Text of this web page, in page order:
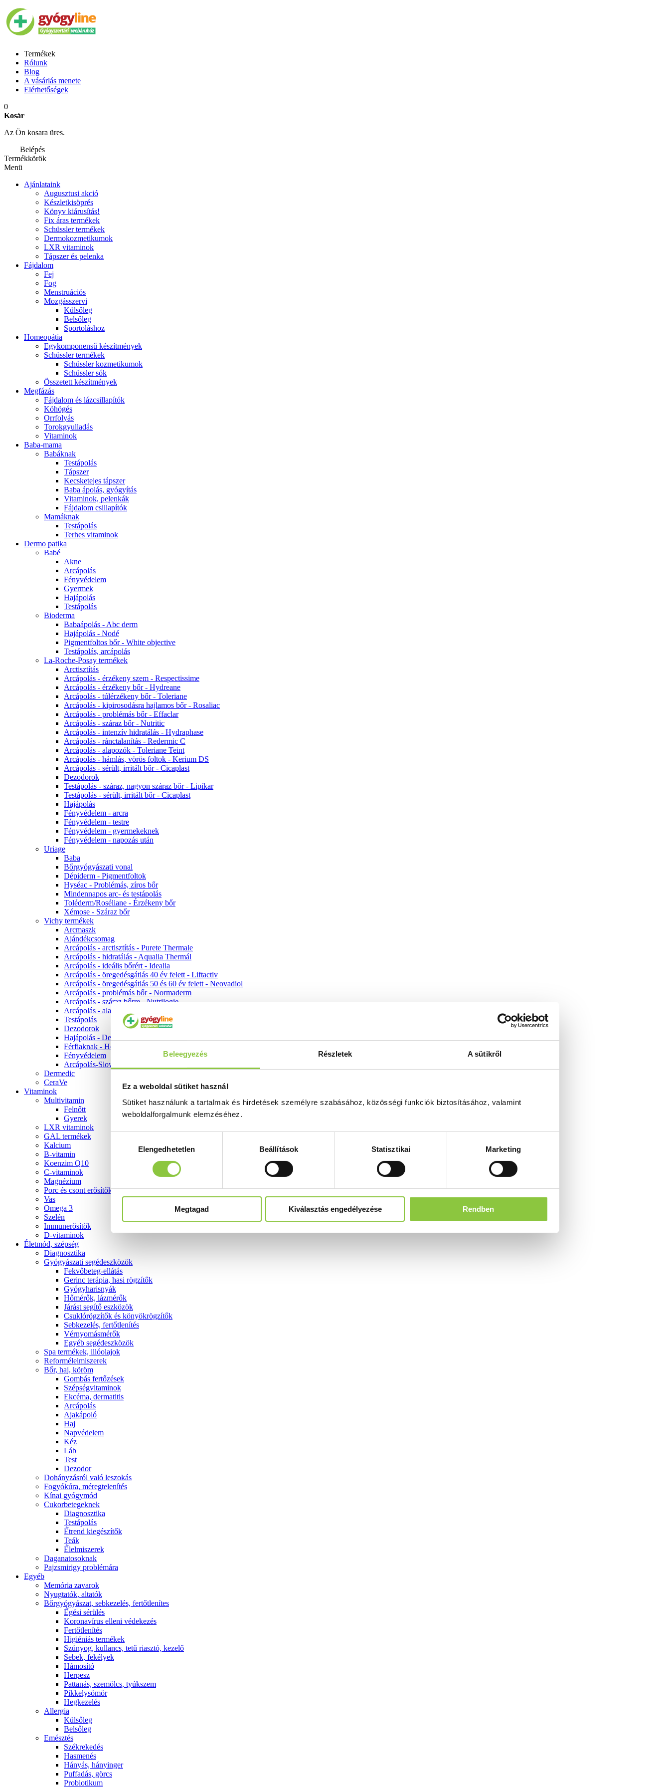
Beleegyezés Részletek A sütikről
Ez a weboldal sütiket használ
Sütiket használunk a tartalmak és hirdetések személyre szabásához, közösségi funkciók biztosításához, valamint
weboldalforgalmunk elemzéséhez.
kiválasztásaElengedhetetlen Beállítások Statisztikai Marketing
Megtagad Kiválasztás engedélyezése Rendben
Termékek
Rólunk
Blog
A vásárlás menete
Elérhetőségek
0
Kosár
Az Ön kosara üres.
Belépés
Termékkörök
Menü
Ajánlataink
Augusztusi akció
Készletkisöprés
Könyv kiárusítás!
Fix áras termékek
Schüssler termékek
Dermokozmetikumok
LXR vitaminok
Tápszer és pelenka
Fájdalom
Fej
Fog
Menstruációs
Mozgásszervi
Külsőleg
Belsőleg
Sportoláshoz
Homeopátia
Egykomponensű készítmények
Schüssler termékek
Schüssler kozmetikumok
Schüssler sók
Összetett készítmények
Megfázás
Fájdalom és lázcsillapítók
Köhögés
Orrfolyás
Torokgyulladás
Vitaminok
Baba-mama
Babáknak
Testápolás
Tápszer
Kecsketejes tápszer
Baba ápolás, gyógyítás
Vitaminok, pelenkák
Fájdalom csillapítók
Mamáknak
Testápolás
Terhes vitaminok
Dermo patika
Babé
Akne
Arcápolás
Fényvédelem
Gyermek
Hajápolás
Testápolás
Bioderma
Babaápolás - Abc derm
Hajápolás - Nodé
Pigmentfoltos bőr - White objective
Testápolás, arcápolás
La-Roche-Posay termékek
Arctisztítás
Arcápolás - érzékeny szem - Respectissime
Arcápolás - érzékeny bőr - Hydreane
Arcápolás - túlérzékeny bőr - Toleriane
Arcápolás - kipirosodásra hajlamos bőr - Rosaliac
Arcápolás - problémás bőr - Effaclar
Arcápolás - száraz bőr - Nutritic
Arcápolás - intenzív hidratálás - Hydraphase
Arcápolás - ránctalanítás - Redermic C
Arcápolás - alapozók - Toleriane Teint
Arcápolás - hámlás, vörös foltok - Kerium DS
Arcápolás - sérült, irritált bőr - Cicaplast
Dezodorok
Testápolás - száraz, nagyon száraz bőr - Lipikar
Testápolás - sérült, irritált bőr - Cicaplast
Hajápolás
Fényvédelem - arcra
Fényvédelem - testre
Fényvédelem - gyermekeknek
Fényvédelem - napozás után
Uriage
Baba
Bőrgyógyászati vonal
Dépiderm - Pigmentfoltok
Hyséac - Problémás, zíros bőr
Mindennapos arc- és testápolás
Toléderm/Roséliane - Érzékeny bőr
Xémose - Száraz bőr
Vichy termékek
Arcmaszk
Ajándékcsomag
Arcápolás - arctisztítás - Purete Thermale
Arcápolás - hidratálás - Aqualia Thermál
Arcápolás - ideális bőrért - Idealia
Arcápolás - öregedésgátlás 40 év felett - Liftactiv
Arcápolás - öregedésgátlás 50 és 60 év felett - Neovadiol
Arcápolás - problémás bőr - Normaderm
Arcápolás - száraz bőrre - Nutrilogie
Arcápolás - alapozók
Testápolás
Dezodorok
Hajápolás - Dercos
Férfiaknak - Homme
Fényvédelem
Arcápolás-Slow Age
Dermedic
CeraVe
Vitaminok
Multivitamin
Felnőtt
Gyerek
LXR vitaminok
GAL termékek
Kalcium
B-vitamin
Koenzim Q10
C-vitaminok
Magnézium
Porc és csont erősítők
Vas
Omega 3
Szelén
Immunerősítők
D-vitaminok
Életmód, szépség
Diagnosztika
Gyógyászati segédeszközök
Fekvőbeteg-ellátás
Gerinc terápia, hasi rögzítők
Gyógyharisnyák
Hőmérők, lázmérők
Járást segítő eszközök
Csuklórögzítők és könyökrögzítők
Sebkezelés, fertőtlenítés
Vérnyomásmérők
Egyéb segédeszközök
Spa termékek, illóolajok
Reformélelmiszerek
Bőr, haj, köröm
Gombás fertőzések
Szépségvitaminok
Ekcéma, dermatitis
Arcápolás
Ajakápoló
Haj
Napvédelem
Kéz
Láb
Test
Dezodor
Dohányzásról való leszokás
Fogyókúra, méregtelenítés
Kínai gyógymód
Cukorbetegeknek
Diagnosztika
Testápolás
É́trend kiegészítők
Teák
É́lelmiszerek
Daganatosoknak
Pajzsmirigy problémára
Egyéb
Memória zavarok
Nyugtatók, altatók
Bőrgyógyászat, sebkezelés, fertőtlenítes
É́gési sérülés
Koronavírus elleni védekezés
Fertőtlenítés
Higiéniás termékek
Szúnyog, kullancs, tetű riasztó, kezelő
Sebek, fekélyek
Hámosító
Herpesz
Pattanás, szemölcs, tyúkszem
Pikkelysömör
Hegkezelés
Allergia
Külsőleg
Belsőleg
Emésztés
Székrekedés
Hasmenés
Hányás, hányinger
Puffadás, görcs
Probiotikum